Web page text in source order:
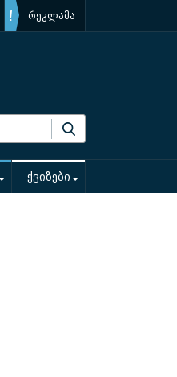
რეკლამა
ქვიზები